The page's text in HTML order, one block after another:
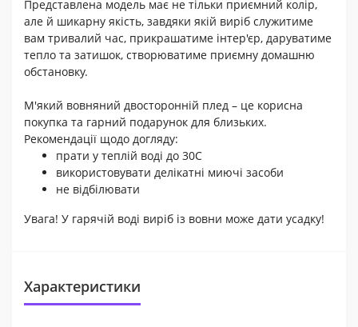
Представлена ​​модель має не тільки приємний колір,
але й шикарну якість, завдяки якій виріб служитиме
вам тривалий час, прикрашатиме інтер'єр, даруватиме
тепло та затишок, створюватиме приємну домашню
обстановку.
М'який вовняний двосторонній плед – це корисна
покупка та гарний подарунок для близьких.
Рекомендації щодо догляду:
прати у теплій воді до 30С
використовувати делікатні миючі засоби
не відбілювати
Увага! У гарячій воді виріб із вовни може дати усадку!
Характеристики